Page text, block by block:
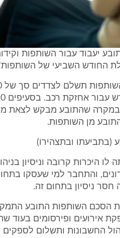
החודש השביעי של
במקרה שהתובע מבקש לצאת
מן השותפות.
(בתביעתו ובתצהירו)
לו היכרות קרובה וניסיון
והתחבר למי שעסקו
ניסיון בתחום זה.
הסכם השותפות התובע התמקד
אירועים ופירסומים בעוד
החשבונות ותשלום לספקים